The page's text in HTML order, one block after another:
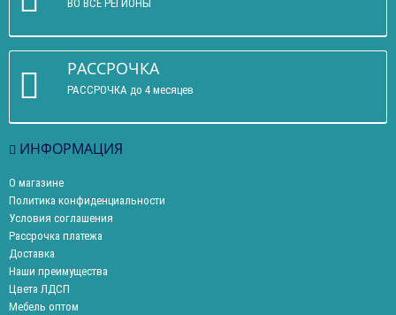
ВО ВСЕ РЕГИОНЫ
РАССРОЧКА
РАССРОЧКА до 4 месяцев
ИНФОРМАЦИЯ
О магазине
Политика конфиденциальности
Условия соглашения
Рассрочка платежа
Доставка
Наши преимущества
Цвета ЛДСП
Мебель оптом